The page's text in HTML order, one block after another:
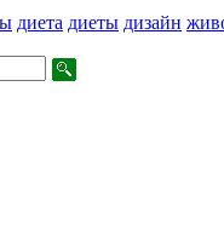
диета диеты дизайн